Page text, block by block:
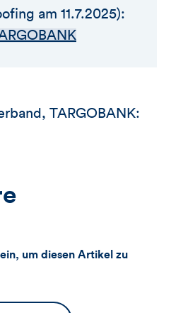
am 11.7.2025):
TARGOBANK:
um diesen Artikel zu